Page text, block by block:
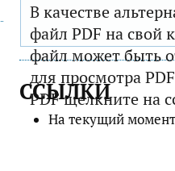
В качестве
файл PDF на свой
файл может быть
для просмотра
PDF щелкните на
ССЫЛКИ
На текущий